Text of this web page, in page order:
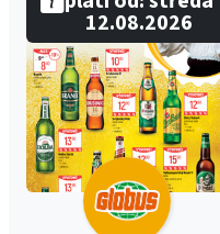
12.08.2026